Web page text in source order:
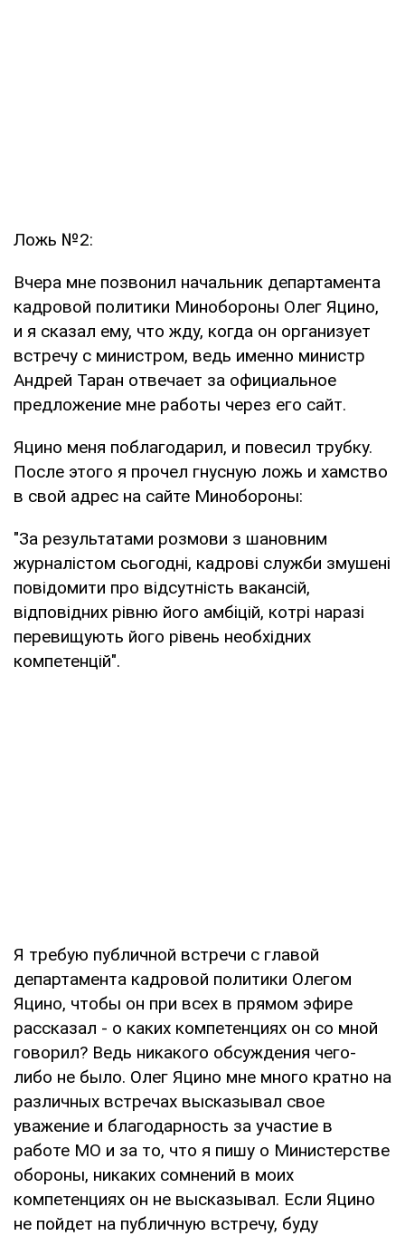
Ложь №2:
Вчера мне позвонил начальник департамента
кадровой политики Минобороны Олег Яцино,
и я сказал ему, что жду, когда он организует
встречу с министром, ведь именно министр
Андрей Таран отвечает за официальное
предложение мне работы через его сайт.
Яцино меня поблагодарил, и повесил трубку.
После этого я прочел гнусную ложь и хамство
в свой адрес на сайте Минобороны:
"За результатами розмови з шановним
журналістом сьогодні, кадрові служби змушені
повідомити про відсутність вакансій,
відповідних рівню його амбіцій, котрі наразі
перевищують його рівень необхідних
компетенцій".
Я требую публичной встречи с главой
департамента кадровой политики Олегом
Яцино, чтобы он при всех в прямом эфире
рассказал - о каких компетенциях он со мной
говорил? Ведь никакого обсуждения чего-
либо не было. Олег Яцино мне много кратно на
различных встречах высказывал свое
уважение и благодарность за участие в
работе МО и за то, что я пишу о Министерстве
обороны, никаких сомнений в моих
компетенциях он не высказывал. Если Яцино
не пойдет на публичную встречу, буду